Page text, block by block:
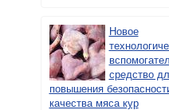
Новое
средство
повышения
качества мяса кур